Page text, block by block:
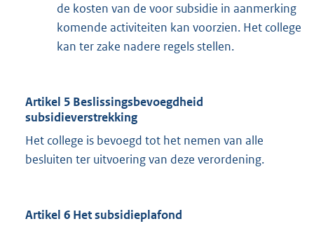
de kosten van de voor subsidie in aanmerking
komende activiteiten kan voorzien. Het college
kan ter zake nadere regels stellen.
Artikel 5 Beslissingsbevoegdheid
subsidieverstrekking
Het college is bevoegd tot het nemen van alle
besluiten ter uitvoering van deze verordening.
Artikel 6 Het subsidieplafond